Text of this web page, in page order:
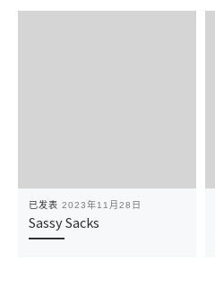
已发表 2023年11月28日
Sassy Sacks